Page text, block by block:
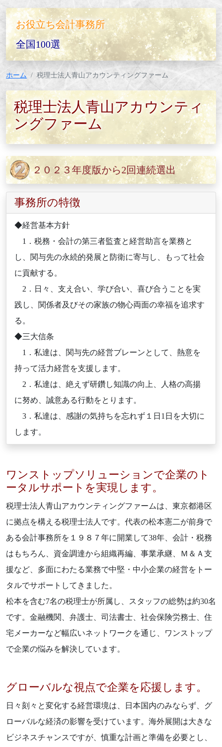
お役立ち会計事務所
全国100選
ホーム 税理士法人青山アカウンティングファーム
税理士法人青山アカウンティ
ングファーム
２０２３年度版から2回連続選出
事務所の特徴
◆経営基本方針
1．税務・会計の第三者監査と経営助言を業務と
し、関与先の永続的発展と防衛に寄与し、もって社会
に貢献する。
2．日々、支え合い、学び合い、喜び合うことを実
践し、関係者及びその家族の物心両面の幸福を追求す
る。
◆三大信条
1．私達は、関与先の経営ブレーンとして、熱意を
持って活力経営を支援します。
2．私達は、絶えず研鑽し知識の向上、人格の高揚
に努め、誠意ある行動をとります。
3．私達は、感謝の気持ちを忘れず１日1日を大切に
します。
ワンストップソリューションで企業のト
ータルサポートを実現します。
税理士法人青山アカウンティングファームは、東京都港区
に拠点を構える税理士法人です。代表の松本憲二が前身で
ある会計事務所を１９８７年に開業して38年、会計・税務
はもちろん、資金調達から組織再編、事業承継、Ｍ＆Ａ支
援など、多面にわたる業務で中堅・中小企業の経営をトー
タルでサポートしてきました。
松本を含む7名の税理士が所属し、スタッフの総勢は約30名
です。金融機関、弁護士、司法書士、社会保険労務士、住
宅メーカーなど幅広いネットワークを通じ、ワンストップ
で企業の悩みを解決しています。
グローバルな視点で企業を応援します。
日々刻々と変化する経営環境は、日本国内のみならず、グ
ローバルな経済の影響を受けています。海外展開は大きな
ビジネスチャンスですが、慎重な計画と準備を必要とし、